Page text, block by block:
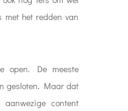
met het redden van
open. De meeste
gesloten. Maar dat
content